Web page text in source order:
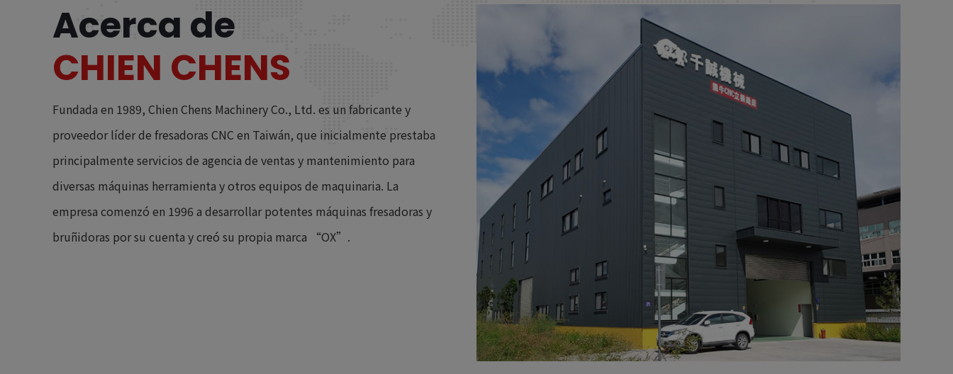
Acerca de
CHIEN CHENS
Fundada en 1989, Chien Chens Machinery Co., Ltd. es un fabricante y
proveedor líder de fresadoras CNC en Taiwán, que inicialmente prestaba
principalmente servicios de agencia de ventas y mantenimiento para
diversas máquinas herramienta y otros equipos de maquinaria. La
empresa comenzó en 1996 a desarrollar potentes máquinas fresadoras y
bruñidoras por su cuenta y creó su propia marca “OX”.